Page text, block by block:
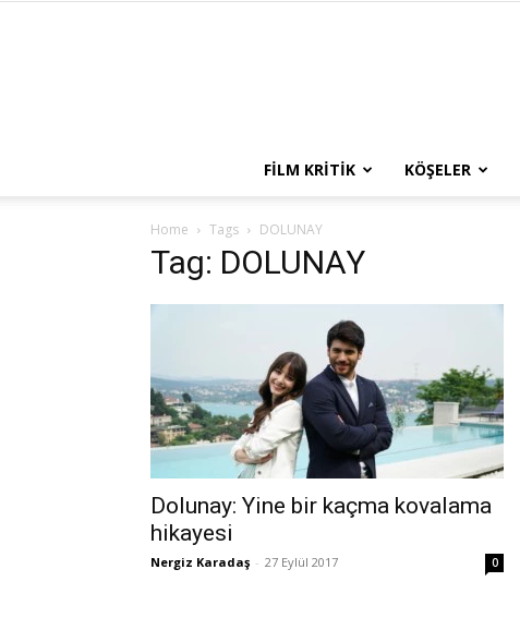
FILM KRITIK KÖŞELER
Home Tags DOLUNAY
Tag: DOLUNAY
Dolunay: Yine bir kaçma kovalama
hikayesi
Nergiz Karadaş - 27 Eylül 2017 0